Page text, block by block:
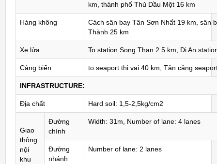
km, thành phố Thủ Dầu Một 16 km
Hàng không
Cách sân bay Tân Sơn Nhất 19 km, sân
Thành 25 km
Xe lửa To station Song Than 2.5 km, Di An
Cảng biển to seaport thi vai 40 km, Tân cảng
INFRASTRUCTURE:
Địa chất Hard soil: 1,5-2,5kg/cm2
Giao
thông
nội
khu
Đường
chính
Width: 31m, Number of lane: 4 lanes
Đường
nhánh
Number of lane: 2 lanes